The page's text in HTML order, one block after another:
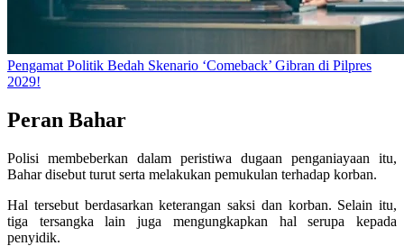
Pengamat Politik Bedah Skenario ‘Comeback’ Gibran di Pilpres
2029!
Peran Bahar
Polisi membeberkan dalam peristiwa dugaan penganiayaan itu,
Bahar disebut turut serta melakukan pemukulan terhadap korban.
Hal tersebut berdasarkan keterangan saksi dan korban. Selain itu,
tiga tersangka lain juga mengungkapkan hal serupa kepada
penyidik.